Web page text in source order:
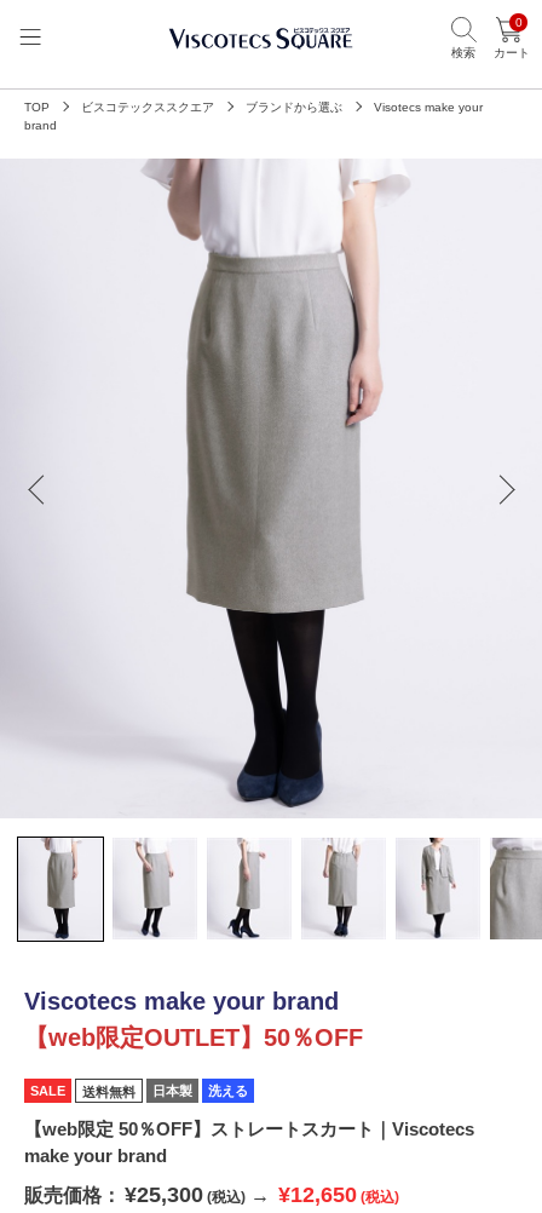
検索
0
カート
TOP ビスコテックススクエア ブランドから選ぶ
Visotecs make your
brand
Viscotecs make your brand
【web限定OUTLET】50％OFF
SALE 送料無料 日本製 洗える
【web限定 50％OFF】ストレートスカート｜Viscotecs
make your brand
販売価格： ¥25,300 (税込) → ¥12,650 (税込)